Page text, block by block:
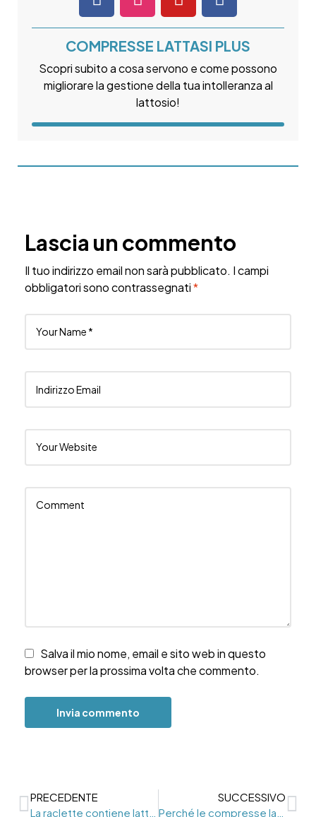
COMPRESSE LATTASI PLUS
Scopri subito a cosa servono e come possono
migliorare la gestione della tua intolleranza al
lattosio!
Lascia un commento
Il tuo indirizzo email non sarà pubblicato. I campi
obbligatori sono contrassegnati*
Salva il mio nome, email e sito web in questo
browser per la prossima volta che commento.
PRECEDENTE
SUCCESSIVO